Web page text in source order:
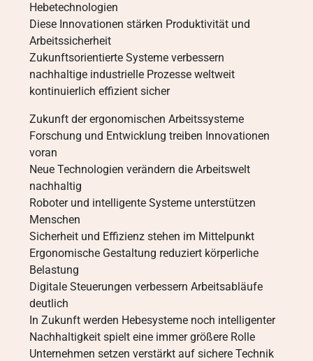
Hebetechnologien
Diese Innovationen stärken Produktivität und
Arbeitssicherheit
Zukunftsorientierte Systeme verbessern
nachhaltige industrielle Prozesse weltweit
kontinuierlich effizient sicher
Zukunft der ergonomischen Arbeitssysteme
Forschung und Entwicklung treiben Innovationen
voran
Neue Technologien verändern die Arbeitswelt
nachhaltig
Roboter und intelligente Systeme unterstützen
Menschen
Sicherheit und Effizienz stehen im Mittelpunkt
Ergonomische Gestaltung reduziert körperliche
Belastung
Digitale Steuerungen verbessern Arbeitsabläufe
deutlich
In Zukunft werden Hebesysteme noch intelligenter
Nachhaltigkeit spielt eine immer größere Rolle
Unternehmen setzen verstärkt auf sichere Technik